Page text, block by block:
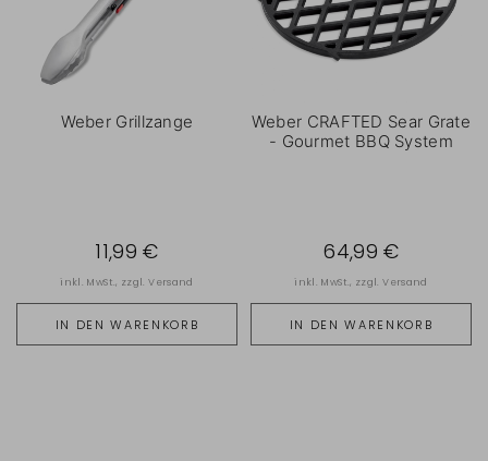
Weber Grillzange
IN DEN WARENKORB
11,99 €
inkl. MwSt., zzgl.Versand
Weber CRAFTED Sear Grate
- Gourmet BBQ System
IN DEN WARENKORB
64,99 €
inkl. MwSt., zzgl.Versand